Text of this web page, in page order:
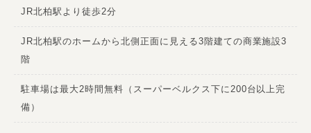
JR北柏駅より徒歩2分
JR北柏駅のホームから北側正面に見える3階建ての商業施設3
階
駐車場は最大2時間無料（スーパーベルクス下に200台以上完
備）